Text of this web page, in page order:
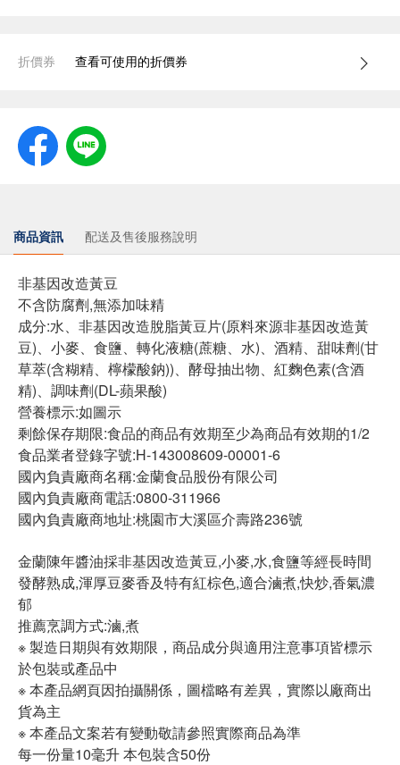
折價券 查看可使用的折價券
商品資訊 配送及售後服務說明
非基因改造黃豆
不含防腐劑,無添加味精
成分:水、非基因改造脫脂黃豆片(原料來源非基因改造黃
豆)、小麥、食鹽、轉化液糖(蔗糖、水)、酒精、甜味劑(甘
草萃(含糊精、檸檬酸鈉))、酵母抽出物、紅麴色素(含酒
精)、調味劑(DL-蘋果酸)
營養標示:如圖示
剩餘保存期限:食品的商品有效期至少為商品有效期的1/2
食品業者登錄字號:H-143008609-00001-6
國內負責廠商名稱:金蘭食品股份有限公司
國內負責廠商電話:0800-311966
國內負責廠商地址:桃園市大溪區介壽路236號
金蘭陳年醬油採非基因改造黃豆,小麥,水,食鹽等經長時間
發酵熟成,渾厚豆麥香及特有紅棕色,適合滷煮,快炒,香氣濃
郁
推薦烹調方式:滷,煮
※ 製造日期與有效期限，商品成分與適用注意事項皆標示
於包裝或產品中
※ 本產品網頁因拍攝關係，圖檔略有差異，實際以廠商出
貨為主
※ 本產品文案若有變動敬請參照實際商品為準
每一份量10毫升 本包裝含50份